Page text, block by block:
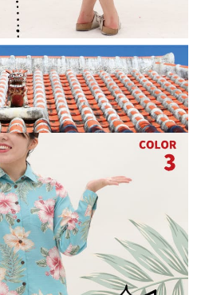
カートに入れる